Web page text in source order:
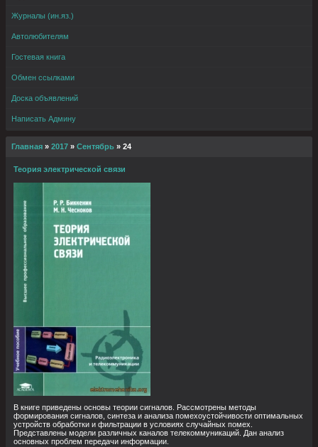
Журналы (ин.яз.)
Автолюбителям
Гостевая книга
Обмен ссылками
Доска объявлений
Написать Админу
Главная » 2017 » Сентябрь » 24
Теория электрической связи
В книге приведены основы теории сигналов. Рассмотрены методы
формирования сигналов, синтеза и анализа помехоустойчивости оптимальных
устройств обработки и фильтрации в условиях случайных помех.
Представлены модели различных каналов телекоммуникаций. Дан анализ
основных проблем передачи информации.